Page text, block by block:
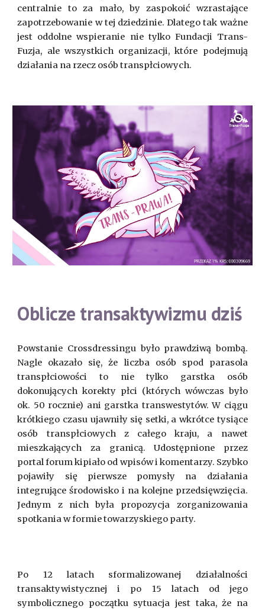
centralnie to za mało, by zaspokoić wzrastające
zapotrzebowanie w tej dziedzinie. Dlatego tak ważne
jest oddolne wspieranie nie tylko Fundacji Trans-
Fuzja, ale wszystkich organizacji, które podejmują
działania na rzecz osób transpłciowych.
Oblicze transaktywizmu dziś
Powstanie Crossdressingu było prawdziwą bombą.
Nagle okazało się, że liczba osób spod parasola
transpłciowości to nie tylko garstka osób
dokonujących korekty płci (których wówczas było
ok. 50 rocznie) ani garstka transwestytów. W ciągu
krótkiego czasu ujawniły się setki, a wkrótce tysiące
osób transpłciowych z całego kraju, a nawet
mieszkających za granicą. Udostępnione przez
portal forum kipiało od wpisów i komentarzy. Szybko
pojawiły się pierwsze pomysły na działania
integrujące środowisko i na kolejne przedsięwzięcia.
Jednym z nich była propozycja zorganizowania
spotkania w formie towarzyskiego party.
Po 12 latach sformalizowanej działalności
transaktywistycznej i po 15 latach od jego
symbolicznego początku sytuacja jest taka, że na